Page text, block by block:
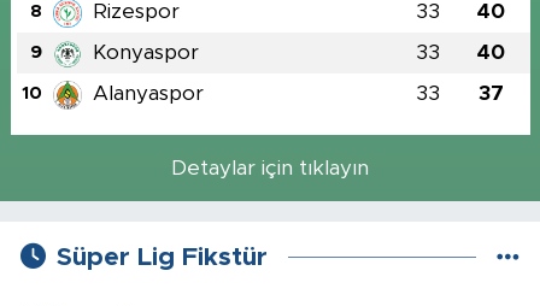
8 Rizespor 33 40
9 Konyaspor 33 40
10 Alanyaspor 33 37
Detaylar için tıklayın
Süper Lig Fikstür